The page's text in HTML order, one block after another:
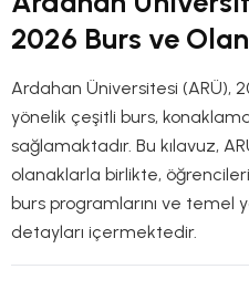
2026 Burs ve
Ardahan Üniversitesi (ARÜ),
yönelik çeşitli burs,
sağlamaktadır. Bu kılavuz,
olanaklarla birlikte,
burs programlarını ve temel
detayları içermektedir.